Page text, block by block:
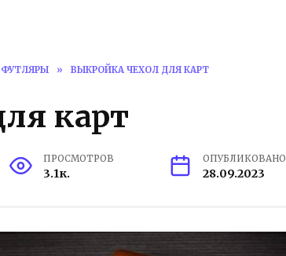
» ВЫКРОЙКА ЧЕХОЛ ДЛЯ КАРТ
карт
ПРОСМОТРОВ
3.1к.
ОПУБЛИКОВАНО
28.09.2023